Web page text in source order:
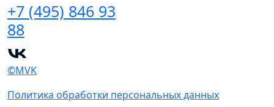
+7 (495) 846 93
88
©MVK
Политика обработки персональных данных